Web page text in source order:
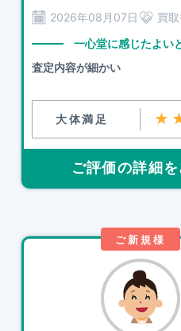
2026年08月07日
買取
一心堂に感じたよい
査定内容が細かい
大体満足
ご評価の詳細
ご新規様